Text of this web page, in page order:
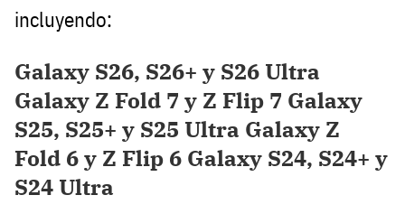
incluyendo:
Galaxy S26, S26+ y S26 Ultra
Galaxy Z Fold 7 y Z Flip 7 Galaxy
S25, S25+ y S25 Ultra Galaxy Z
Fold 6 y Z Flip 6 Galaxy S24, S24+ y
S24 Ultra